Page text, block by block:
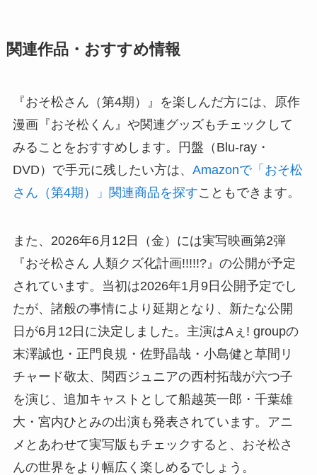
関連作品・おすすめ情報
『おそ松さん（第4期）』を楽しんだ方には、原作
漫画『おそ松くん』や関連グッズもチェックして
みることをおすすめします。円盤（Blu-ray・
DVD）で手元に残したい方は、 Amazonで「おそ松
さん（第4期）」関連商品を探すこともできます。
また、2026年6月12日（金）には実写映画第2弾
『おそ松さん 人類クズ化計画!!!!!?』の公開が予定
されています。当初は2026年1月9日公開予定でし
たが、諸般の事情により延期となり、新たな公開
日が6月12日に決定しました。主演はAぇ! groupの
末澤誠也・正門良規・佐野晶哉・小島健と草間リ
チャード敬太、関西ジュニアの西村拓哉が六つ子
を演じ、追加キャストとして船越英一郎・千葉雄
大・宮内ひとみの出演も発表されています。アニ
メとあわせて実写版もチェックすると、おそ松さ
んの世界をより幅広く楽しめるでしょう。